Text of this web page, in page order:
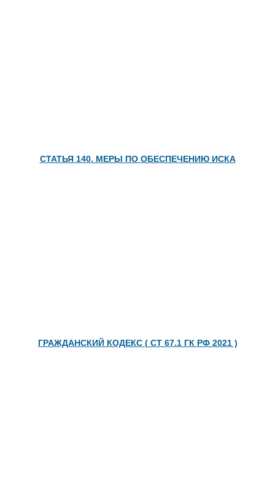
СТАТЬЯ 140. МЕРЫ ПО ОБЕСПЕЧЕНИЮ ИСКА
ГРАЖДАНСКИЙ КОДЕКС ( СТ 67.1 ГК РФ 2021 )